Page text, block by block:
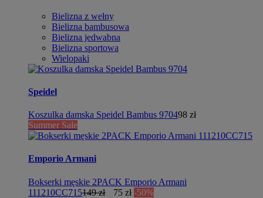
Bielizna z wełny
Bielizna bambusowa
Bielizna jedwabna
Bielizna sportowa
Wielopaki
Speidel
Koszulka damska Speidel Bambus 970498 zł
Summer Sale
Emporio Armani
Bokserki męskie 2PACK Emporio Armani
111210CC715149 zł 75 zł -50%